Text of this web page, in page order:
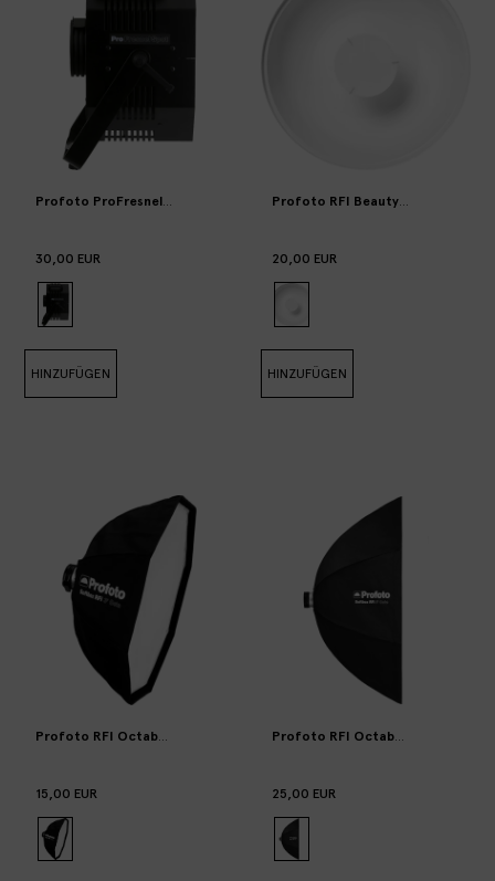
Profoto ProFresnel with barndoors
30,00 EUR
HINZUFÜGEN
Profoto RFI Beauty Dish white
20,00 EUR
HINZUFÜGEN
Profoto RFI Octabox size 3“ – 90cm
15,00 EUR
Profoto RFI Octabox size 5“ –
25,00 EUR